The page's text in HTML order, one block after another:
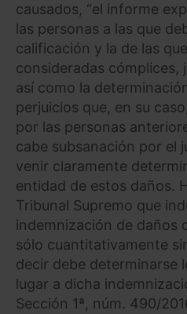
causados, “el informe
las personas a las que
calificación y la de las
consideradas cómplices,
así como la
perjuicios que, en su
por las personas
cabe subsanación por el
venir claramente
entidad de estos daños.
Tribunal Supremo que
indemnización de daños
sólo cuantitativamente
decir debe determinarse
lugar a dicha
Sección 1ª, núm. 490/